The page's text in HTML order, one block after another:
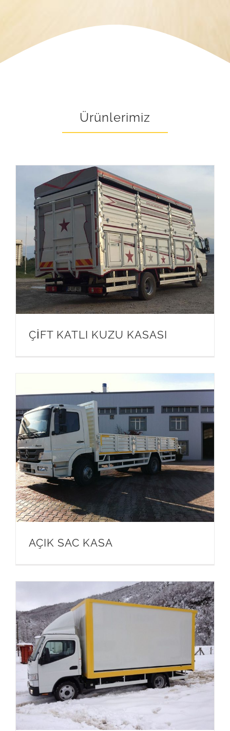
Ürünlerimiz
ÇİFT KATLI KUZU KASASI
AÇIK SAC KASA